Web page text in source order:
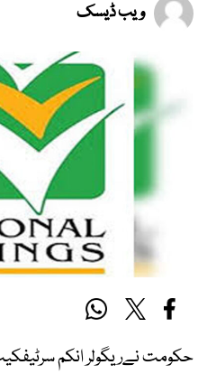
ویب ڈیسک
حکومت نےریگولر انکم